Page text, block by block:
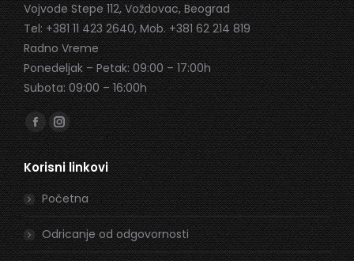
Vojvode Stepe 112, Voždovac, Beograd
Tel: +381 11 423 2640, Mob. +381 62 214 819
Radno Vreme
Ponedeljak – Petak: 09:00 – 17:00h
Subota: 09:00 – 16:00h
Find us on:
Facebook
page
opens
in
new
window
Instagram
page
opens
in
new
window
Korisni linkovi
Početna
Odricanje od odgovornosti